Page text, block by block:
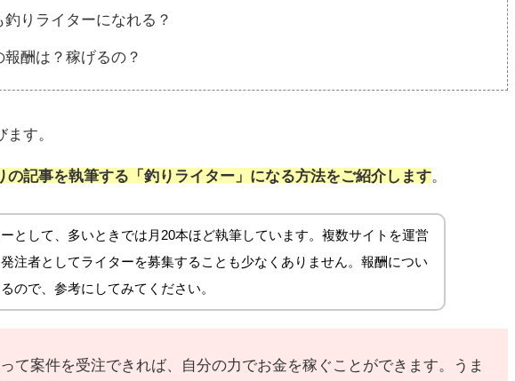
りライターになれる？
酬は？稼げるの？
す。
の記事を執筆する「釣りライター」になる方法をご紹介します。
として、多いときでは月20本ほど執筆しています。複数サイトを運営
注者としてライターを募集することも少なくありません。報酬につい
ので、参考にしてみてください。
て案件を受注できれば、自分の力でお金を稼ぐことができます。うま